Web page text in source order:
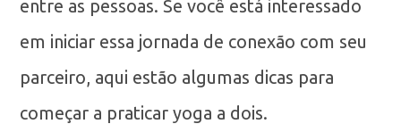
entre as pessoas. Se você está interessado
em iniciar essa jornada de conexão com seu
parceiro, aqui estão algumas dicas para
começar a praticar yoga a dois.